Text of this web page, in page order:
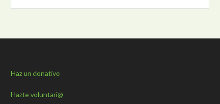
Haz un donativo
Hazte voluntari@